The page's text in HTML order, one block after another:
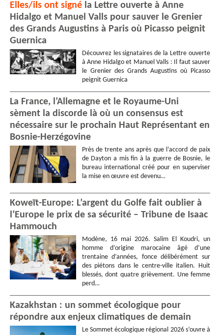
Elles/ils ont signé la Lettre ouverte à Anne
Hidalgo et Manuel Valls pour sauver le Grenier
des Grands Augustins à Paris où Picasso peignit
Guernica
Découvrez les signataires de la Lettre ouverte
à Anne Hidalgo et Manuel Valls : Il faut sauver
le Grenier des Grands Augustins où Picasso
peignit Guernica
La France, l’Allemagne et le Royaume-Uni
sèment la discorde là où un consensus est
nécessaire sur le prochain Haut Représentant en
Bosnie-Herzégovine
Près de trente ans après que l’accord de paix
de Dayton a mis fin à la guerre de Bosnie, le
bureau international créé pour en superviser
la mise en œuvre est devenu…
Koweït-Europe: L’argent du Golfe fait oublier à
l’Europe le prix de sa sécurité – Tribune de Isaac
Hammouch
Modène, 16 mai 2026. Salim El Koudri, un
homme d’origine marocaine âgé d’une
trentaine d’années, fonce délibérément sur
des piétons dans le centre-ville italien. Huit
blessés, dont quatre grièvement. Une femme
perd…
Kazakhstan : un sommet écologique pour
répondre aux enjeux climatiques de demain
Le Sommet écologique régional 2026 s’ouvre à